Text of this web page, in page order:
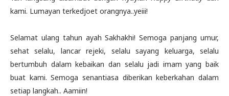
kami. Lumayan terkedjoet orangnya..yeiii!
Selamat ulang tahun ayah Sakhakhi! Semoga panjang umur,
sehat selalu, lancar rejeki, selalu sayang keluarga, selalu
bertumbuh dalam kebaikan dan selalu jadi imam yang baik
buat kami. Semoga senantiasa diberikan keberkahan dalam
setiap langkah.. Aamiin!